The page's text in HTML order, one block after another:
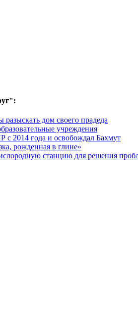
дом своего прадеда
учреждения
2014 года и освобождал Бахмут
рожденная в глине»
станцию для решения